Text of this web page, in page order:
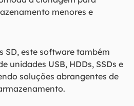
menores e
SD, este software também
unidades USB, HDDs, SSDs e
soluções abrangentes de